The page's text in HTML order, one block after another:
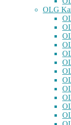
OLG